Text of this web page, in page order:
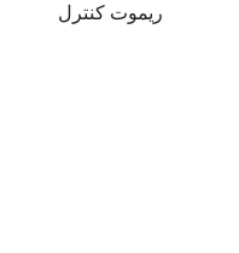
ریموت کنترل